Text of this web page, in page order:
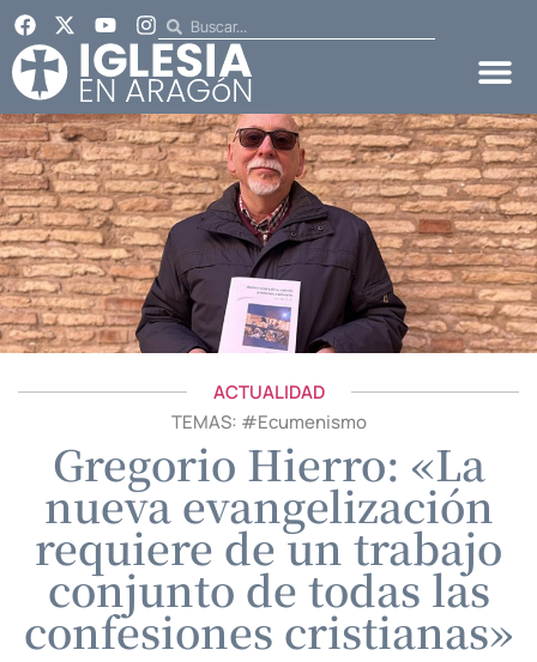
ACTUALIDAD
TEMAS: #Ecumenismo
Gregorio Hierro: «La
nueva evangelización
requiere de un trabajo
conjunto de todas las
confesiones cristianas»